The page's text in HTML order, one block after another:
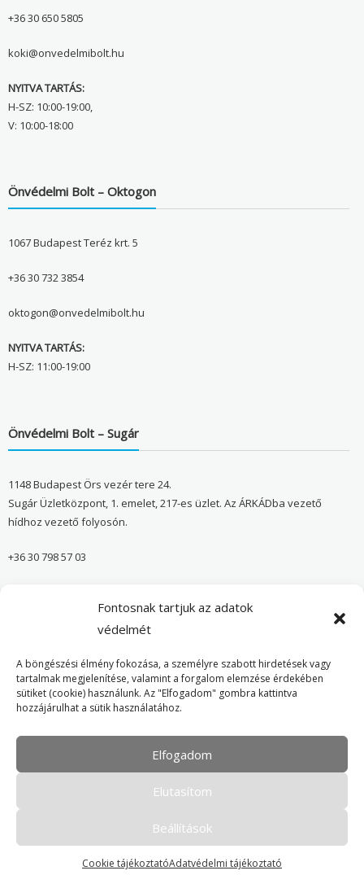
Fontosnak tartjuk az adatok
védelmét
A böngészési élmény fokozása, a személyre szabott hirdetések vagy
tartalmak megjelenítése, valamint a forgalom elemzése érdekében
sütiket (cookie) használunk. Az "Elfogadom" gombra kattintva
hozzájárulhat a sütik használatához.
Elfogadom
Elutasítom
Beállítások
Cookie tájékoztatóAdatvédelmi tájékoztató
+36 30 650 5805
koki@onvedelmibolt.hu
NYITVA TARTÁS:
H-SZ: 10:00-19:00,
V: 10:00-18:00
Önvédelmi Bolt – Oktogon
1067 Budapest Teréz krt. 5
+36 30 732 3854
oktogon@onvedelmibolt.hu
NYITVA TARTÁS:
H-SZ: 11:00-19:00
Önvédelmi Bolt – Sugár
1148 Budapest Örs vezér tere 24.
Sugár Üzletközpont, 1. emelet, 217-es üzlet. Az ÁRKÁDba vezető
hídhoz vezető folyosón.
+36 30 798 57 03
Önvédelmi Bolt – Főoldal
Adatvédelmi tájékoztató
Minden jog fenntartva. © 2016-2026 Tokver Kft.- Karbantartja:honlap-weboldal.hu